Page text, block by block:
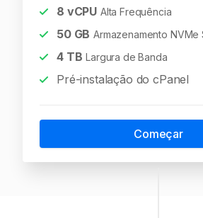
8 vCPU Alta Frequência
50GB Armazenamento NVMe
4TB Largura de Banda
Pré-instalação do cPanel
Começar